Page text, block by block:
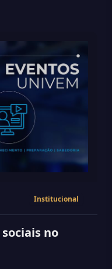
Institucional
no